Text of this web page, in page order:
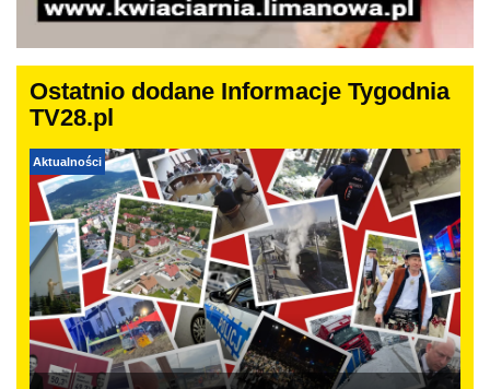
Ostatnio dodane Informacje Tygodnia
TV28.pl
Aktualności